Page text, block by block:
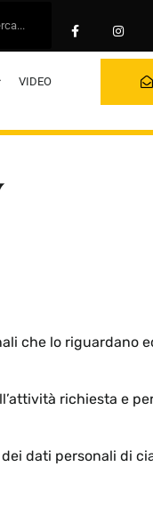
VIDEO
che lo riguardano
richiesta e
dati personali di